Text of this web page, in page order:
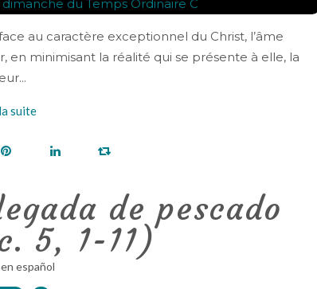
au caractère exceptionnel du Christ, l’âme
en minimisant la réalité qui se présente à elle, la
suite
de pescado
5, 1-11)
español